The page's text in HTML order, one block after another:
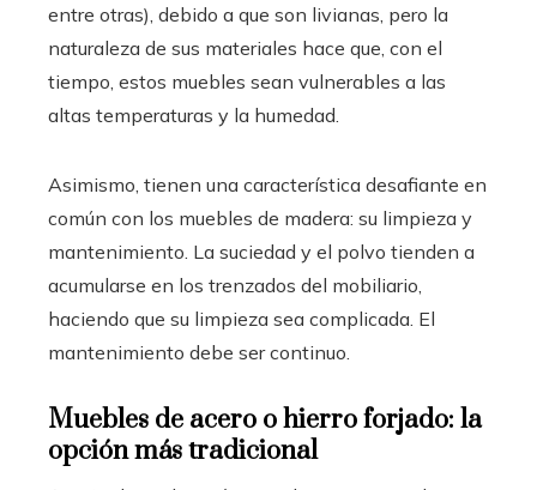
entre otras), debido a que son livianas, pero la
naturaleza de sus materiales hace que, con el
tiempo, estos muebles sean vulnerables a las
altas temperaturas y la humedad.
Asimismo, tienen una característica desafiante en
común con los muebles de madera: su limpieza y
mantenimiento. La suciedad y el polvo tienden a
acumularse en los trenzados del mobiliario,
haciendo que su limpieza sea complicada. El
mantenimiento debe ser continuo.
Muebles de acero o hierro forjado: la
opción más tradicional